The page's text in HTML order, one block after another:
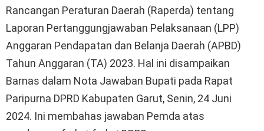
Rancangan Peraturan Daerah (Raperda) tentang
Laporan Pertanggungjawaban Pelaksanaan (LPP)
Anggaran Pendapatan dan Belanja Daerah (APBD)
Tahun Anggaran (TA) 2023. Hal ini disampaikan
Barnas dalam Nota Jawaban Bupati pada Rapat
Paripurna DPRD Kabupaten Garut, Senin, 24 Juni
2024. Ini membahas jawaban Pemda atas